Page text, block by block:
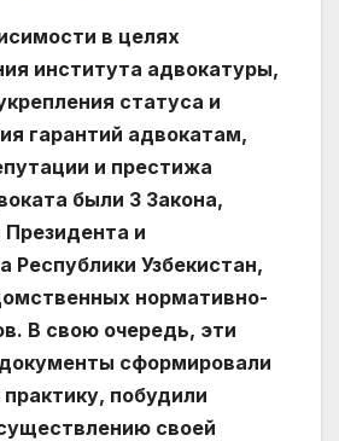
в целях
института адвокатуры,
статуса и
гарантий адвокатам,
и престижа
были 3 Закона,
Президента и
Республики Узбекистан,
нормативно-
В свою очередь, эти
сформировали
побудили
своей